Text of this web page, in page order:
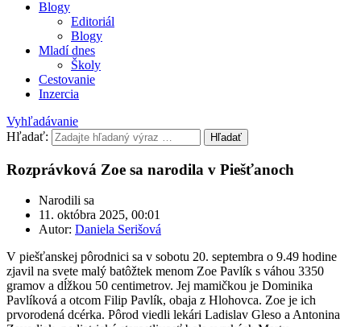
Blogy
Editoriál
Blogy
Mladí dnes
Školy
Cestovanie
Inzercia
Vyhľadávanie
Hľadať:
Hľadať
Rozprávková Zoe sa narodila v Piešťanoch
Narodili sa
11. októbra 2025, 00:01
Autor: Daniela Serišová
V piešťanskej pôrodnici sa v sobotu 20. septembra o 9.49 hodine
zjavil na svete malý batôžtek menom Zoe Pavlík s váhou 3350
gramov a dĺžkou 50 centimetrov. Jej mamičkou je Dominika
Pavlíková a otcom Filip Pavlík, obaja z Hlohovca. Zoe je ich
prvorodená dcérka. Pôrod viedli lekári Ladislav Gleso a Antonina